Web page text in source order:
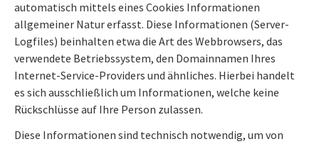
automatisch mittels eines Cookies Informationen
allgemeiner Natur erfasst. Diese Informationen (Server-
Logfiles) beinhalten etwa die Art des Webbrowsers, das
verwendete Betriebssystem, den Domainnamen Ihres
Internet-Service-Providers und ähnliches. Hierbei handelt
es sich ausschließlich um Informationen, welche keine
Rückschlüsse auf Ihre Person zulassen.
Diese Informationen sind technisch notwendig, um von